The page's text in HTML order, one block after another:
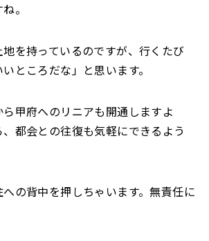
。
を持っているのですが、行くたび
ところだな」と思います。
甲府へのリニアも開通しますよ
都会との往復も気軽にできるよう
の背中を押しちゃいます。無責任に